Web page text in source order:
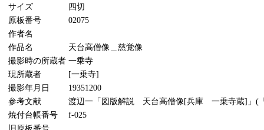
サイズ
四切
原板番号
02075
作者名
作品名
天台高僧像＿慈覚像
撮影時の所蔵者 一乗寺
現所蔵者
[一乗寺]
撮影年月日
19351200
参考文献
渡辺一「図版解説 天台高僧像[兵庫 一乗寺蔵]」(
焼付台帳番号
f-025